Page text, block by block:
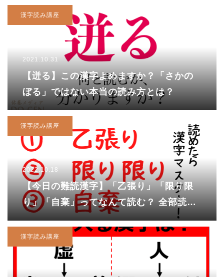
漢字読み講座
2021.10.31
【迸る】この漢字よめますか？「さかの
ぼる」ではない本当の読み方とは？
漢字読み講座
2022.10.18
【今日の難読漢字】「乙張り」「限り限
り」「自棄」ってなんて読む？ 全部読め
て当たり前!?
漢字読み講座